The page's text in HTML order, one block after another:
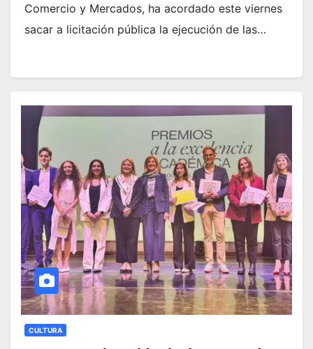
Comercio y Mercados, ha acordado este viernes
sacar a licitación pública la ejecución de las…
CULTURA